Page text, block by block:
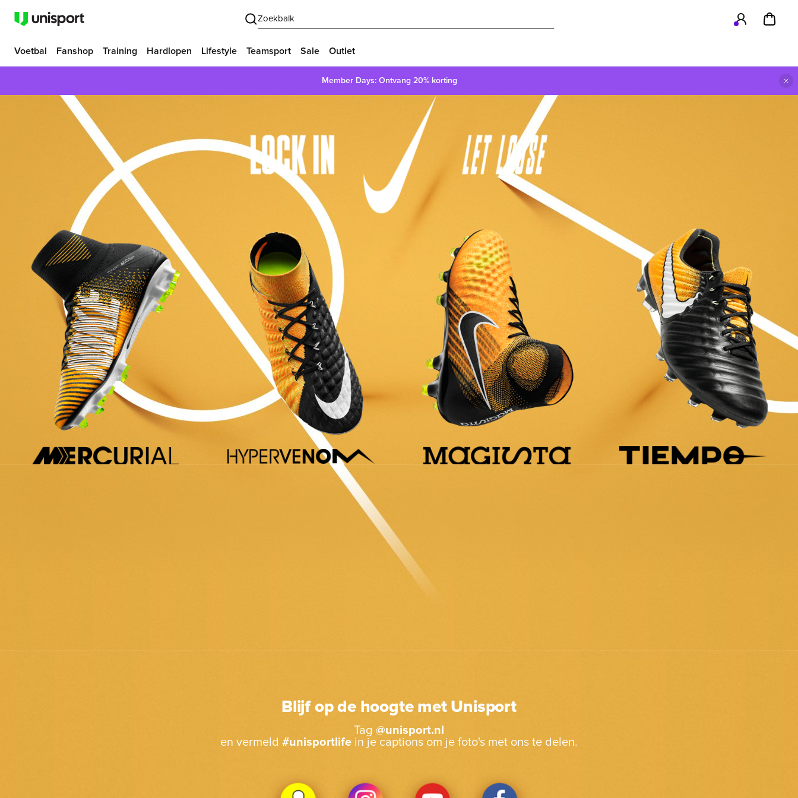
Zoekbalk
Voetbal Fanshop Training Hardlopen Lifestyle Teamsport Sale Outlet
Member Days: Ontvang 20% korting
Blijf op de hoogte met Unisport
Tag @unisport.nl
en vermeld #unisportlife in je captions om je foto's met ons te delen.